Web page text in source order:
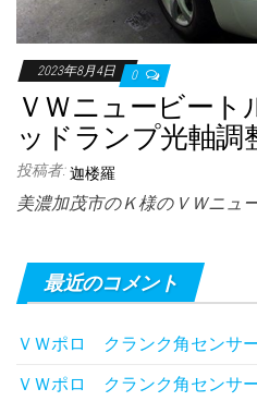
2023年8月4日 0
ＶＷニュービー
ッドランプ光軸調
投稿者: 迦楼羅
美濃加茂市のＫ様のＶＷニュ
最近のコメント
ＶＷポロ クランク角センサ
ＶＷポロ クランク角センサ